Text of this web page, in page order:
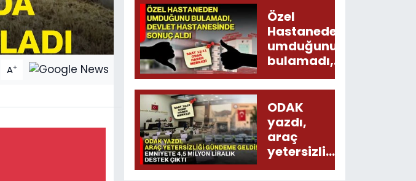
A+
Özel
Hastaneden
umduğunu
bulamadı,
Devlet
Hastanesinde
sonuç aldı
ODAK
yazdı,
araç
yetersizliği
gündeme